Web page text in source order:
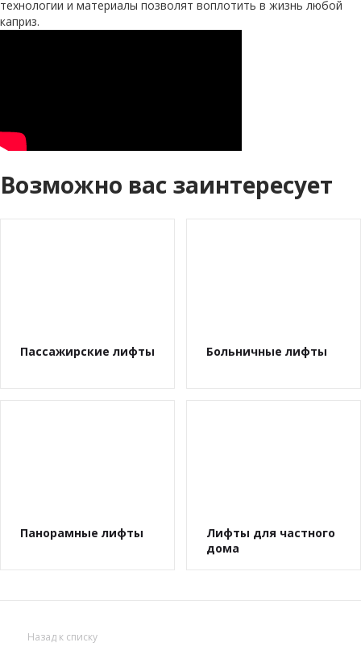
технологии и материалы позволят воплотить в жизнь любой
каприз.
Возможно вас заинтересует
Пассажирские лифты Больничные лифты
Панорамные лифты
Лифты для частного
дома
Назад к списку